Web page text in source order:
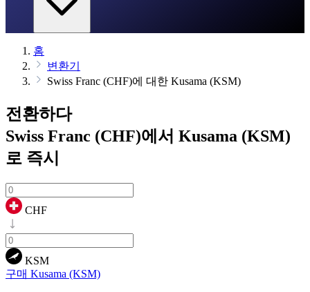
홈
변환기
Swiss Franc (CHF)에 대한 Kusama (KSM)
전환하다
Swiss Franc (CHF)에서 Kusama (KSM)
로 즉시
CHF
KSM
구매 Kusama (KSM)